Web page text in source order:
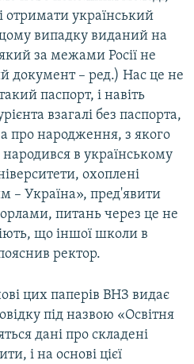
отримати український
випадку виданий на
за межами Росії не
документ – ред.) Нас це не
паспорт, і навіть
взагалі без паспорта,
про народження, з якого
в українському
охоплені
– Україна», пред'явити
питань через це не
що іншої школи в
ректор.
цих паперів ВНЗ видає
під назвою «Освітня
дані про складені
і на основі цієї